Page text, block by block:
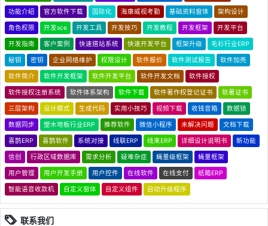
功能介绍 官方软件下载 国际化 海康威视考勤 基础资料窗体 架构设计
角色权限 开发sce 开发工具 开发技巧 开发教程 开发框架 开发平台
开发指南 客户案例 快速搭站系统 快速开发平台 框架升级 毛衫行业ERP
秘钥 密钥 企业网络维护 权限设计 软件报价 软件测试报告 软件加壳
软件简介 软件开发框架 软件开发平台 软件开发文档 软件授权
软件授权注册系统 软件体系架构 软件下载 软件著作权登记证书 软著证书
三层架构 设计模式 生成代码 实用小技巧 视频下载 收钱音箱 数据锁
数据同步 塑木地板行业ERP 推荐软件 微信小程序 未解决问题 文档下载
喜鹊ERP 喜鹊软件 系统对接 线联ERP 线束ERP 详细设计说明书 新功能
信创 行政区域数据库 需求分析 疑难杂症 蝇量级框架 蝇量框架
用户管理 用户开发手册 用户控件 在线软件 在线支付 纸箱ERP
智能语音收款机 自定义窗体 自定义组件 自动升级程序
联系我们